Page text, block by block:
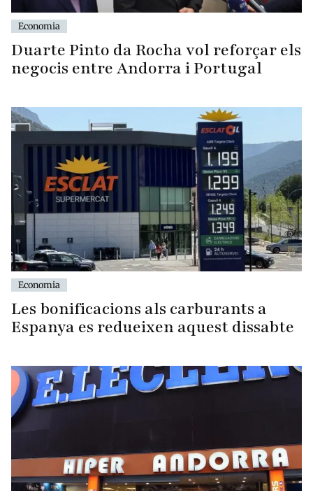
Economia
Duarte Pinto da Rocha vol reforçar els
negocis entre Andorra i Portugal
Economia
Les bonificacions als carburants a
Espanya es redueixen aquest dissabte